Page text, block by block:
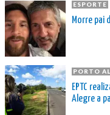
ESPORTE
Morre pai
PORTO
EPTC
Alegre a